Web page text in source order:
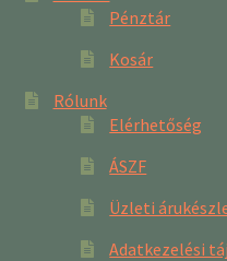
Pénztár
Kosár
Rólunk
Elérhetőség
ÁSZF
Üzleti
Adatkezelési